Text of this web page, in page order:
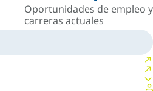
Oportunidades de empleo y
carreras actuales